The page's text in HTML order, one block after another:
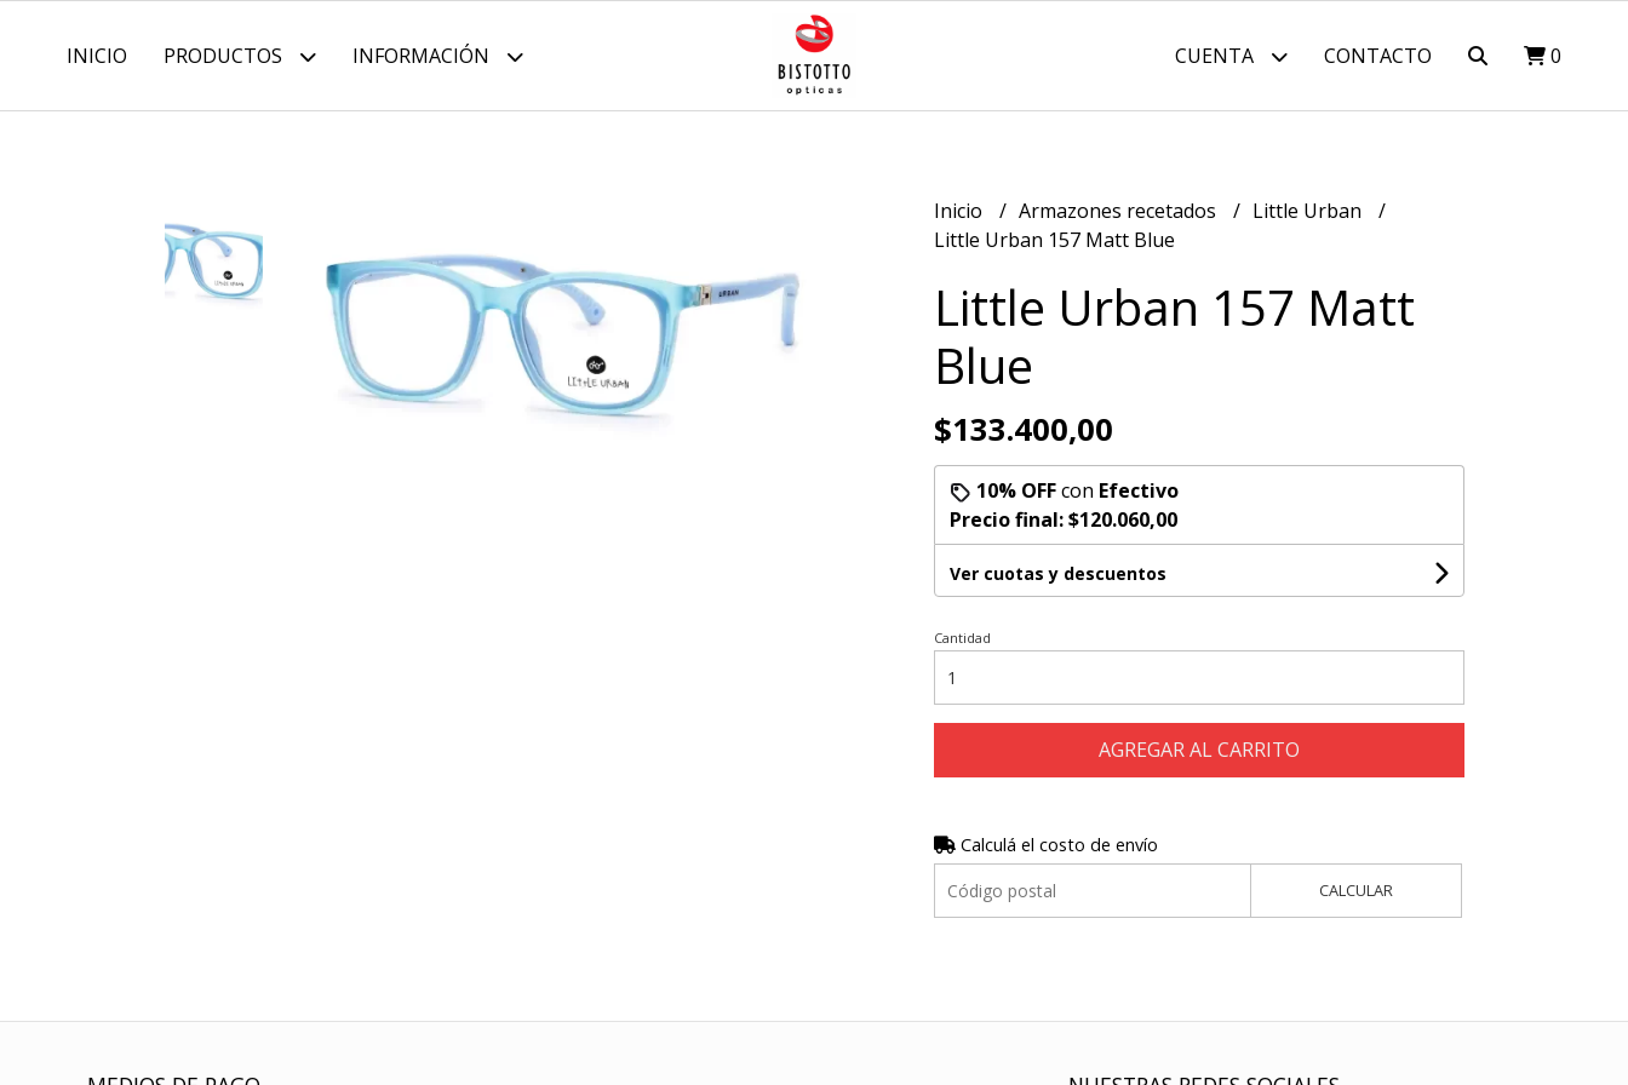
INICIO PRODUCTOS INFORMACIÓN CUENTA CONTACTO 0
Inicio Armazones recetados
Little Urban
Little Urban 157 Matt Blue
Little Urban 157 Matt
Blue
$133.400,00
10% OFFcon Efectivo
Precio final:$120.060,00
Ver cuotas y descuentos
Cantidad
AGREGAR AL CARRITO
Calculá el costo de envío
CALCULAR